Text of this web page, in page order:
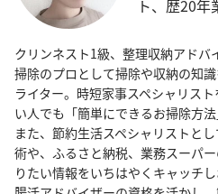
ト、歴20年
クリンネスト1級、整理収納アドバ
掃除のプロとして掃除や収納の知
ライター。時短家事スペシャリス
い人でも「簡単にできるお掃除方法
また、節約生活スペシャリストと
術や、ふるさと納税、業務スーパ
りたい情報をいちはやくキャッチし